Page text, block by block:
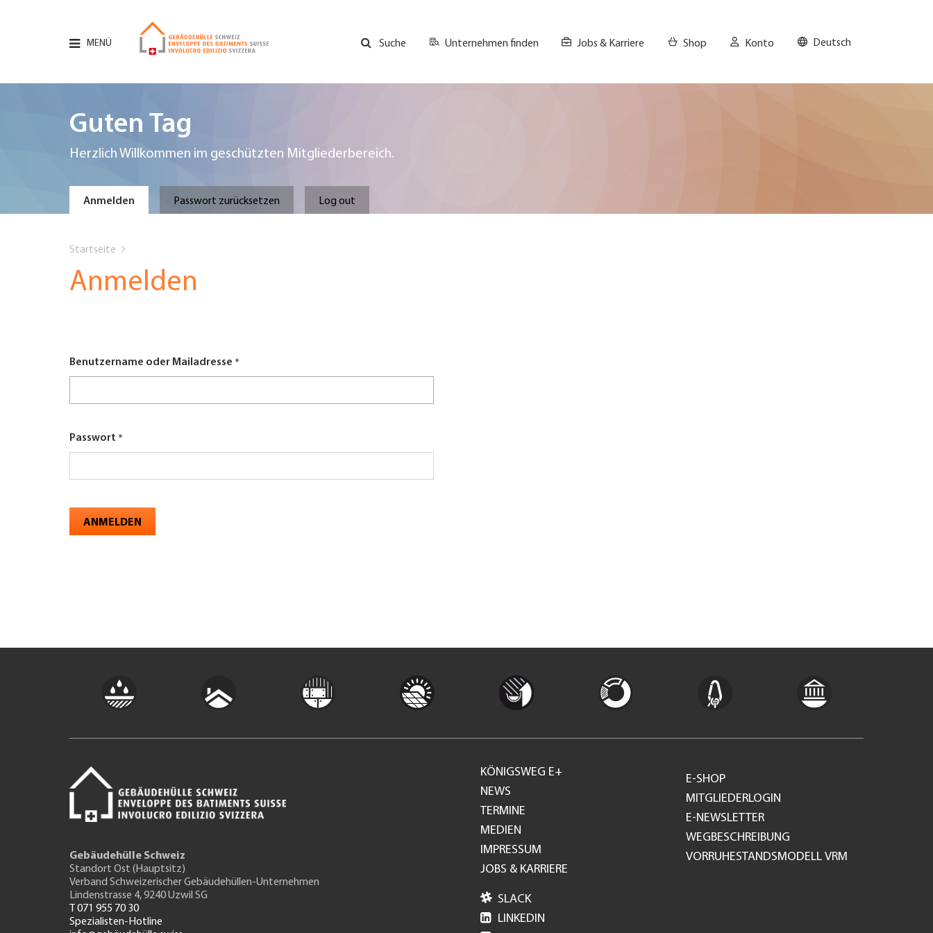
FACHZEITSCHRIFT
MENÜ Suche
GH
Unternehmen finden Jobs & Karriere Shop Konto Deutsch
Guten Tag
Herzlich Willkommen im geschützten Mitgliederbereich.
Primary
tabs
Anmelden Passwort zurücksetzen Log out
are
Startseite
Anmelden
Benutzername oder Mailadresse
Passwort
ANMELDEN
Gebäudehülle Schweiz
Standort Ost (Hauptsitz)
Verband Schweizerischer Gebäudehüllen-Unternehmen
Lindenstrasse 4, 9240 Uzwil SG
T 071 955 70 30
Spezialisten-Hotline
Footer
GH
KÖNIGSWEG E+
NEWS
TERMINE
MEDIEN
IMPRESSUM
JOBS & KARRIERE
E-SHOP
MITGLIEDERLOGIN
E-NEWSLETTER
WEGBESCHREIBUNG
VORRUHESTANDSMODELL VRM
 SLACK
 LINKEDIN